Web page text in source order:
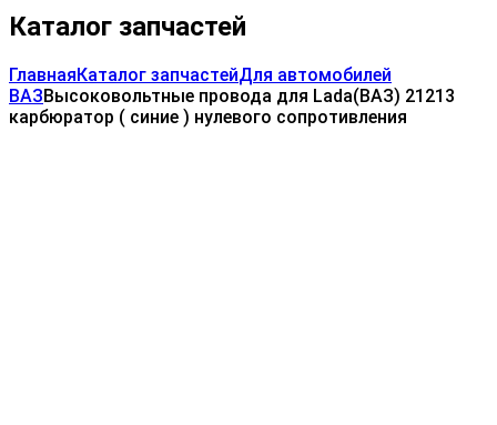
Каталог запчастей
ГлавнаяКаталог запчастейДля автомобилей
ВАЗВысоковольтные провода для Lada(ВАЗ) 21213
карбюратор ( синие ) нулевого сопротивления